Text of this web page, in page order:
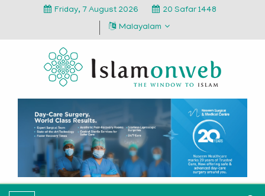
Friday, 7 August 2026
20 Safar 1448
Malayalam